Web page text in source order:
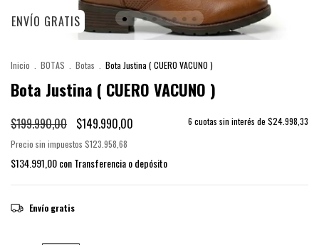
ENVÍO GRATIS
Inicio BOTAS Botas Bota Justina ( CUERO VACUNO )
Bota Justina ( CUERO VACUNO )
$199.990,00 $149.990,00 6 cuotas sin interés de $24.998,33
Precio sin impuestos $123.958,68
$134.991,00conTransferencia o depósito
Envío gratis